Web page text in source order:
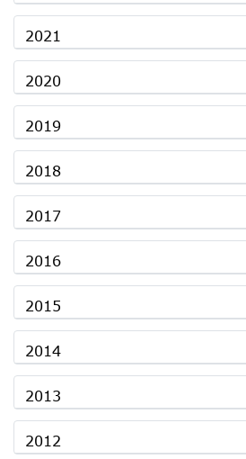
2021
2020
2019
2018
2017
2016
2015
2014
2013
2012